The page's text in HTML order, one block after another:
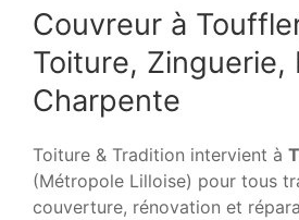
Couvreur à
Toiture, Zinguerie,
Charpente
Toiture & Tradition intervient à
(Métropole Lilloise) pour tous
couverture, rénovation et